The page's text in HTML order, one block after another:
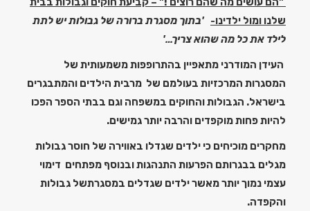
שלנו ומול ילדינו- 'בתוך מסגרת ברורה של גבולות יש לתת
לילד את כל מה שהוא צריך…'
העידן המודרני מתאפיין בהתרופפות משמעותית של
המסגרות המרכזיות בעולמם של מרבית הילדים והמתבגרים
בישראל. הגבולות והחוקים במשפחה וגם בבתי הספר הפכו
להיות פחות מוקפדים והרבה יותר גמישים.
מחקרים מוכיחים כי ילדים שגדלו באווירה של חוסר גבולות
מגלים בבגרותם הפרעות התנהגות ובנוסף מפתחים דימוי
עצמי נמוך יותר מאשר ילדים שגדלים במסגרתשל גבולות
והקפדה.